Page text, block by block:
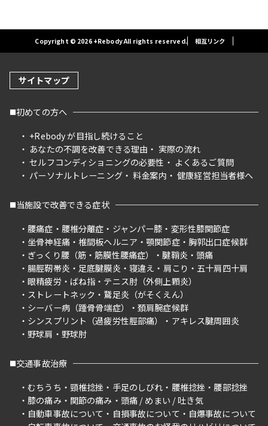
Copyright © 2026 +Rebody All rights reserved. 相互リンク
サイトマップ
初めての方へ
+Rebody が目指し続けること
あなたの不調を改善できる理由
実際の流れ
セルフコンディショニングの必要性
よくあるご質問
パーソナルトレーニング
料金案内 健康経営担当者様へ
当施設で改善できる症状
腰痛症
腰椎分離症 ジャンパー膝
変形性膝関節症
坐骨神経痛
椎間板ヘルニア 顎関節症
胸郭出口症候群
ぎっくり腰（筋・筋膜性腰痛症）
腱鞘炎
頭痛
腸脛靭帯炎
足底腱膜炎 寝違え 肩こり
五十肩四十肩
眼精疲労
ばね指
テニス肘（外側上顆炎）
ストレートネック
鵞足炎（がそくえん）
シーバー病（踵骨骨端症）
頚肩腕症候群
シンスプリント（過疲労性脛部痛）
アキレス腱周囲炎
野球肩
野球肘
交通事故治療
むちうち
頸椎捻挫 手足のしびれ 腰椎捻挫
腰部捻挫
膝の痛み
関節の痛み
頭痛 / めまい / 吐き気
自動車事故について
自損事故について
自爆事故について